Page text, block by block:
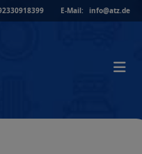
E-Mail: info@atz.de